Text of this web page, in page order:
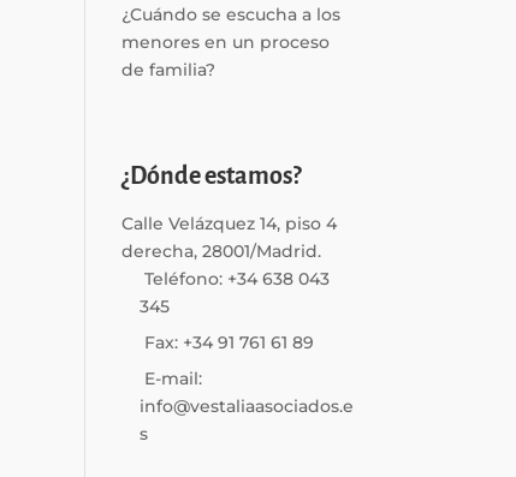
¿Cuándo se escucha a los
menores en un proceso
de familia?
¿Dónde estamos?
Calle Velázquez 14, piso 4
derecha, 28001/Madrid.
Teléfono: +34 638 043
345
Fax: +34 91 761 61 89
E-mail:
info@vestaliaasociados.e
s